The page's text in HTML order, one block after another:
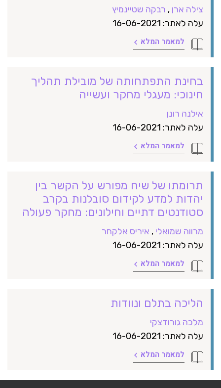
צילה ארן , רבקה שטיינמיץ
עלה לאתר: 16-06-2021
למאמר המלא
בחינת התפתחותה של מובילת תהליך
חינוכי: מעגלי מחקר ועשייה
אילנה רונן
עלה לאתר: 16-06-2021
למאמר המלא
תרומתו של שיח מפורש על הקשר בין
יהדות למדע לקידום סובלנות בקרב
סטודנטים דתיים וחילונים: מחקר פעולה
מרווה שמואלי , איריס אלקחר
עלה לאתר: 16-06-2021
למאמר המלא
הליכה בתלם ונוודות
מלכה גורודצקי
עלה לאתר: 16-06-2021
למאמר המלא